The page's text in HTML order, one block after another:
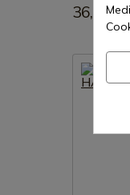
36,86 €